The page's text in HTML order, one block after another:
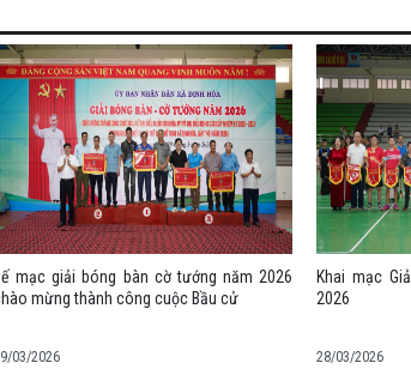
mạc giải bóng bàn cờ tướng năm 2026
mừng thành công cuộc Bầu cử
03/2026
Khai mạc
2026
28/03/2026